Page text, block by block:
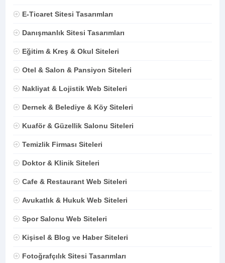
E-Ticaret Sitesi Tasarımları
Danışmanlık Sitesi Tasarımları
Eğitim & Kreş & Okul Siteleri
Otel & Salon & Pansiyon Siteleri
Nakliyat & Lojistik Web Siteleri
Dernek & Belediye & Köy Siteleri
Kuaför & Güzellik Salonu Siteleri
Temizlik Firması Siteleri
Doktor & Klinik Siteleri
Cafe & Restaurant Web Siteleri
Avukatlık & Hukuk Web Siteleri
Spor Salonu Web Siteleri
Kişisel & Blog ve Haber Siteleri
Fotoğrafçılık Sitesi Tasarımları